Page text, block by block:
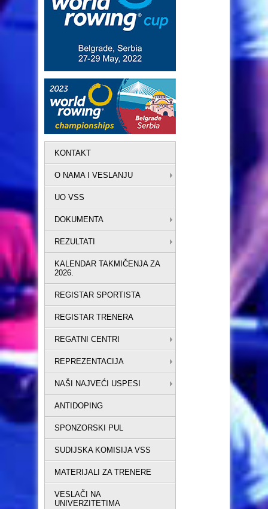
KONTAKT
O NAMA I VESLANJU
UO VSS
DOKUMENTA
REZULTATI
KALENDAR TAKMIČENJA ZA
2026.
REGISTAR SPORTISTA
REGISTAR TRENERA
REGATNI CENTRI
REPREZENTACIJA
NAŠI NAJVEĆI USPESI
ANTIDOPING
SPONZORSKI PUL
SUDIJSKA KOMISIJA VSS
MATERIJALI ZA TRENERE
VESLAČI NA
UNIVERZITETIMA